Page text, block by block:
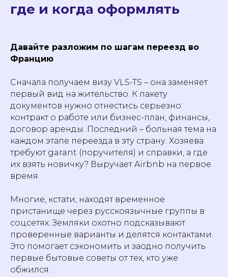
где и когда оформлять
Давайте разложим по шагам переезд во
Францию
Сначала получаем визу VLS-TS – она заменяет
первый вид на жительство. К пакету
документов нужно отнестись серьезно:
контракт о работе или бизнес-план, финансы,
договор аренды. Последний – больная тема на
каждом этапе переезда в эту страну. Хозяева
требуют garant (поручителя) и справки, а где
их взять новичку? Выручает Airbnb на первое
время
Многие, кстати, находят временное
пристанище через русскоязычные группы в
соцсетях. Земляки охотно подсказывают
проверенные варианты и делятся контактами.
Это помогает сэкономить и заодно получить
первые бытовые советы от тех, кто уже
обжился.